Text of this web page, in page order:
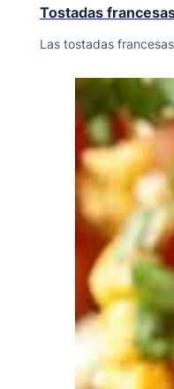
Tostadas
Las tostadas